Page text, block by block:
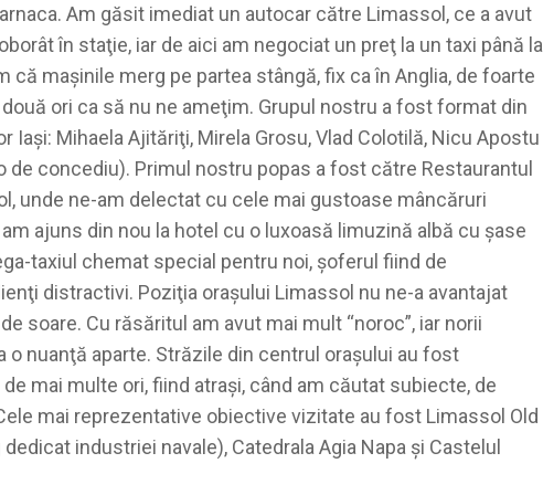
Am găsit imediat un autocar către Limassol, ce a avut
în staţie, iar de aici am negociat un preţ la un taxi până la
că maşinile merg pe partea stângă, fix ca în Anglia, de foarte
ori ca să nu ne ameţim. Grupul nostru a fost format din
Iaşi: Mihaela Ajităriţi, Mirela Grosu, Vlad Colotilă, Nicu Apostu
concediu). Primul nostru popas a fost către Restaurantul
unde ne-am delectat cu cele mai gustoase mâncăruri
ajuns din nou la hotel cu o luxoasă limuzină albă cu şase
taxiul chemat special pentru noi, şoferul fiind de
distractivi. Poziţia oraşului Limassol nu ne-a avantajat
soare. Cu răsăritul am avut mai mult “noroc”, iar norii
nuanţă aparte. Străzile din centrul oraşului au fost
mai multe ori, fiind atraşi, când am căutat subiecte, de
mai reprezentative obiective vizitate au fost Limassol Old
industriei navale), Catedrala Agia Napa şi Castelul